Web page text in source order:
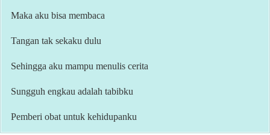
Maka aku bisa membaca
Tangan tak sekaku dulu
Sehingga aku mampu menulis cerita
Sungguh engkau adalah tabibku
Pemberi obat untuk kehidupanku